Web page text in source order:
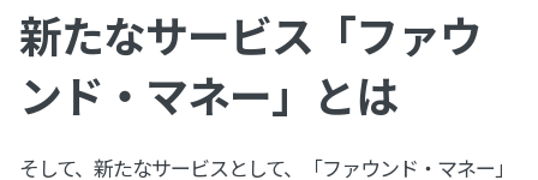
新たなサービス「ファウ
ンド・マネー」とは
そして、新たなサービスとして、「ファウンド・マネー」